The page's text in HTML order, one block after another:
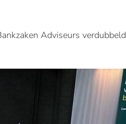
Adviseurs verdubbeld